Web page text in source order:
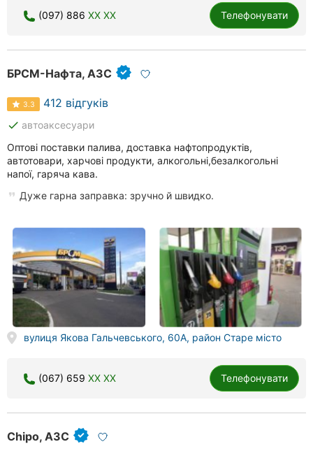
(097) 886 XX XX Телефонувати
БРСМ-Нафта, АЗС
3.3 412 відгуків
done автоаксесуари
Оптові поставки палива, доставка нафтопродуктів,
автотовари, харчові продукти, алкогольні,безалкогольні
напої, гаряча кава.
Дуже гарна заправка: зручно й швидко.
вулиця Якова Гальчевського, 60А, район Старе місто
(067) 659 XX XX Телефонувати
Chipo, АЗС